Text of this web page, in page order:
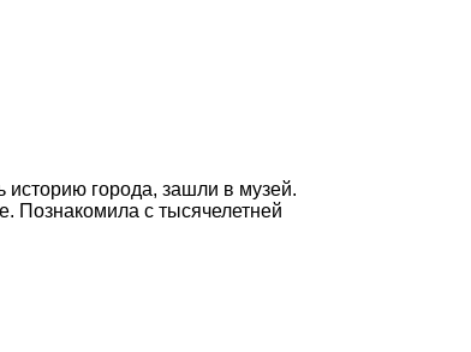
историю города, зашли в музей.
Познакомила с тысячелетней